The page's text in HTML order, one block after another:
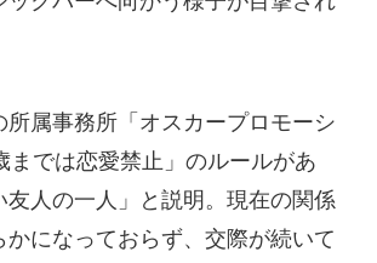
所属事務所「オスカープロモーシ
までは恋愛禁止」のルールがあ
友人の一人」と説明。現在の関係
かになっておらず、交際が続いて